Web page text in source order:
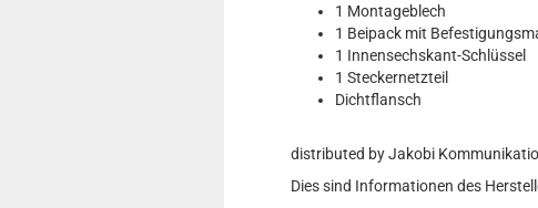
1 Montageblech
1 Beipack mit
1 Innensechskant-Schlüssel
1 Steckernetzteil
Dichtflansch
distributed by Jakobi
Dies sind Informationen des